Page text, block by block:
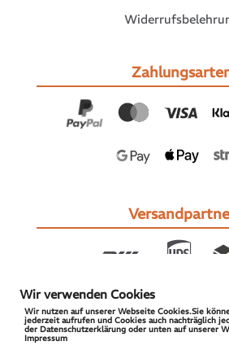
Wir verwenden Cookies
Wir nutzen auf unserer Webseite Cookies.Sie
jederzeit aufrufen und Cookies auch nachträglich
der Datenschutzerklärung oder unten auf unserer
Impressum